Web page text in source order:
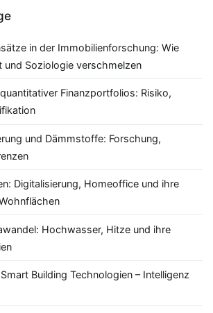
in der Immobilienforschung: Wie
und Soziologie verschmelzen
Finanzportfolios: Risiko,
und Dämmstoffe: Forschung,
Digitalisierung, Homeoffice und ihre
Hochwasser, Hitze und ihre
Building Technologien – Intelligenz